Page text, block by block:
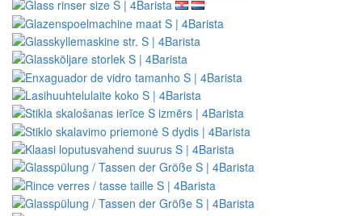
Kundendienst
Kontakt
Reklamation von Waren
Vertragsrücktritt
Datenschutzerklärung
Newsletter - Datenschutz
Seitenübersicht
Kundenbewertungen
Geschenkgutscheine
Angebote
Anleitungen